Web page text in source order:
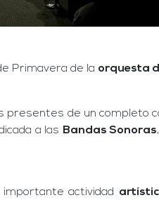
Primavera de la orquesta
presentes de un completo
a las Bandas Sonoras
actividad